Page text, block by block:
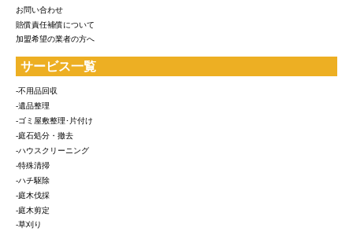
お問い合わせ
賠償責任補償について
加盟希望の業者の方へ
サービス一覧
-不用品回収
-遺品整理
-ゴミ屋敷整理･片付け
-庭石処分・撤去
-ハウスクリーニング
-特殊清掃
-ハチ駆除
-庭木伐採
-庭木剪定
-草刈り